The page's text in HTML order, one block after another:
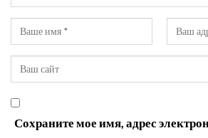
Сохраните мое имя, адрес